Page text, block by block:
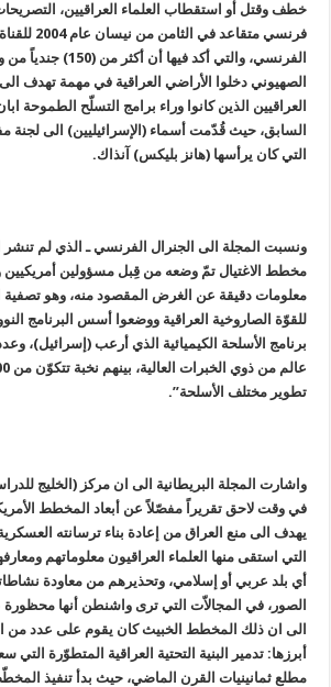
خطف وقتل أو استقطاب العلماء العراقيين،
فرنسي
الفرنسي، والتي أكد فيها
الصهيوني دخلوا الأراضي العراقية في مهمة تهدف الى
العراقيين الذين كانوا وراء برامج التسلّح الطموحة
السابق، حيث قُدّمت أسماء (الإسرائيليين) الى لجنة
التي كان يرأسها (هانز بليكس) آنذاك.
ونسبت المجلة الى الجنرال الفرنسي ـ الذي لم
مخطط الاغتيال تمّ وضعه من قِبل مسؤولين أمريكيين
معلومات دقيقة عن الغرض المقصود منه، وهو تصفية
للقوّة الصاروخية العراقية ووضعوا أسس البرنامج
تطوير مختلف الأسلحة”.
واشارت المجلة البريطانية الى ان مركز (الخليج
في وقت لاحق تقريراً مفصّلاً عن أبعاد المخطط
يهدف الى منع العراق من إعادة بناء ترسانته
التي استقى منها العلماء العراقيون معلوماتهم
أي بلد عربي أو إسلامي، وتحذيرهم من معاودة
الصور، في المجالاّت التي ترى واشنطن أنها محظورة
الى ان ذلك المخطط الخبيث كان يقوم على عدد من
أبرزها: تدمير البنية التحتية العراقية المتطوّرة التي
مطلع ثمانينيات القرن الماضي، حيث بدأ تنفيذ